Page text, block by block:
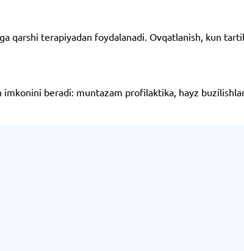
qarshi terapiyadan foydalanadi. Ovqatlanish, kun
beradi: muntazam profilaktika, hayz